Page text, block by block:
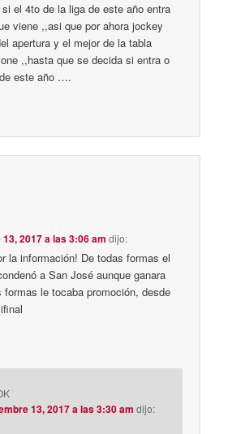
el 4to de la liga de este año entra
viene ,,asi que por ahora jockey
apertura y el mejor de la tabla
,,hasta que se decida si entra o
este año ….
2017 a las 3:06 am dijo:
la información! De todas formas el
a San José aunque ganara
formas le tocaba promoción, desde
13, 2017 a las 3:30 am dijo: